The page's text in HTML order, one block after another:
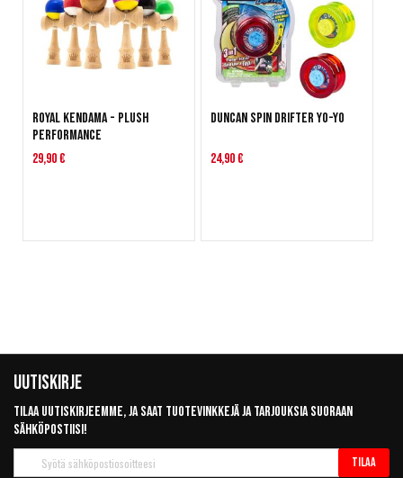
Royal Kendama - Plush
Performance
29,90 €
Duncan Spin Drifter Yo-Yo
24,90 €
Uutiskirje
Tilaa uutiskirjeemme, ja saat tuotevinkkejä ja tarjouksia suoraan
sähköpostiisi!
uutiskirje
Tilaa